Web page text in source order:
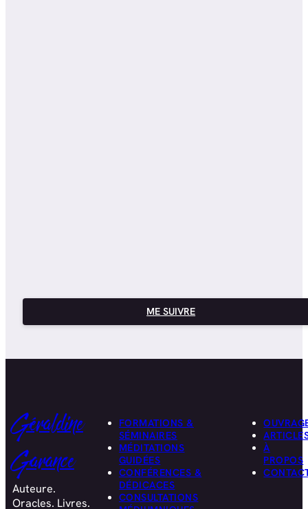
ME SUIVRE
Géraldine
Garance
Auteure.
Oracles. Livres.
FORMATIONS &
SÉMINAIRES
MÉDITATIONS
GUIDÉES
CONFÉRENCES &
DÉDICACES
CONSULTATIONS
À
PROPOS